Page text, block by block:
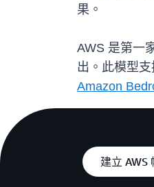
果。
AWS 是第一
出。此模型
Amazon
建立 AWS